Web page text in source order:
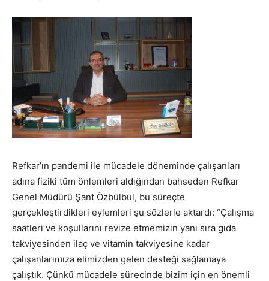
Refkar’ın pandemi ile mücadele döneminde çalışanları
adına fiziki tüm önlemleri aldığından bahseden Refkar
Genel Müdürü Şant Özbülbül, bu süreçte
gerçekleştirdikleri eylemleri şu sözlerle aktardı: “Çalışma
saatleri ve koşullarını revize etmemizin yanı sıra gıda
takviyesinden ilaç ve vitamin takviyesine kadar
çalışanlarımıza elimizden gelen desteği sağlamaya
çalıştık. Çünkü mücadele sürecinde bizim için en önemli